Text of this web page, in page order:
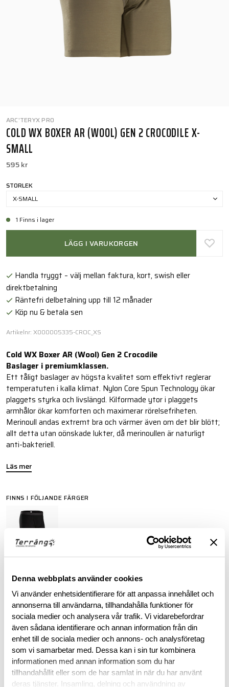
Denna webbplats använder cookies
Vi använder enhetsidentifierare för att anpassa innehållet och
annonserna till användarna, tillhandahålla funktioner för
sociala medier och analysera vår trafik. Vi vidarebefordrar
även sådana identifierare och annan information från din
enhet till de sociala medier och annons- och analysföretag
som vi samarbetar med. Dessa kan i sin tur kombinera
informationen med annan information som du har
tillhandahållit eller som de har samlat in när du har använt
deras tjänster. Insamling, delning och användning av
ARC'TERYX PRO
COLD WX BOXER AR (WOOL) GEN 2 CROCODILE X-
SMALL
595 kr
STORLEK
X-SMALL
1 Finns i lager
LÄGG I VARUKORGEN
Handla tryggt – välj mellan faktura, kort, swish eller
direktbetalning
Räntefri delbetalning upp till 12 månader
Köp nu & betala sen
Artikelnr: X000005335-CROC_XS
Cold WX Boxer AR (Wool) Gen 2 Crocodile
Baslager i premiumklassen.
Ett tåligt baslager av högsta kvalitet som effektivt reglerar
temperatuten i kalla klimat. Nylon Core Spun Technology ökar
plaggets styrka och livslängd. Kilformade ytor i plaggets
armhålor ökar komforten och maximerar rörelsefriheten.
Merinoull andas extremt bra och värmer även om det blir blött;
allt detta utan oönskade lukter, då merinoullen är naturligt
anti-bakteriell.
Läs mer
FINNS I FÖLJANDE FÄRGER
ARC'TERYX LEAF PURCHASE INFORMATION
To purchase Arc'teryx LEAF products, you must provide valid
identification confirming your status as an authorized end-
user within law enforcement or military personnel. This
requirement ensures that these specialized products are
accessible to those in professional capacities where they are
intended to be utilized.
BESKRIVNING